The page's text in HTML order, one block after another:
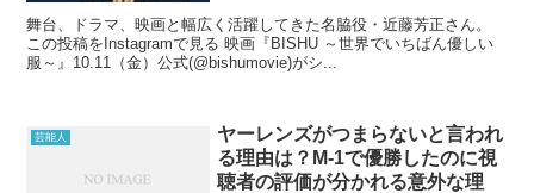
舞台、ドラマ、映画と幅広く活躍してきた名脇役・近藤芳正さん。
この投稿をInstagramで見る 映画『BISHU ～世界でいちばん優しい
服～』10.11（金）公式(@bishumovie)がシ...
芸能人
ヤーレンズがつまらないと言われ
る理由は？M-1で優勝したのに視
聴者の評価が分かれる意外な理